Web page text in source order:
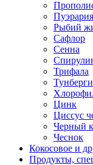
Рыбий
Сафлор
Сенна
Трифала
Цинк
Циссус
Черный
Чеснок
Кокосовое и
Продукты,